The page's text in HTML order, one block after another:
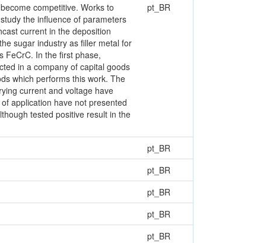
competitive. Works to
the influence of parameters
current in the deposition
sugar industry as filler metal for
FeCrC. In the first phase,
in a company of capital goods
which performs this work. The
current and voltage have
application have not presented
tested positive result in the
pt_BR
pt_BR
pt_BR
pt_BR
pt_BR
pt_BR